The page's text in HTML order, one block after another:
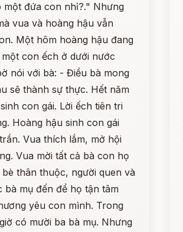
một đứa con nhỉ?." Nhưng
vua và hoàng hậu vẫn
Một hôm hoàng hậu đang
con ếch ở dưới nước
nói với bà: - Điều bà mong
sẽ thành sự thực. Hết năm
con gái. Lời ếch tiên tri
Hoàng hậu sinh con gái
Vua thích lắm, mở hội
Vua mời tất cả bà con họ
bè thân thuộc, người quen và
bà mụ đến để họ tận tâm
yêu con mình. Trong
có mười ba bà mụ. Nhưng